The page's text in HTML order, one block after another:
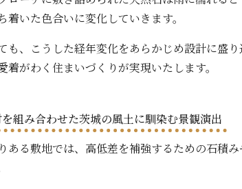
着いた色合いに変化していきます。
も、こうした経年変化をあらかじめ設計に盛
着がわく住まいづくりが実現いたします。
組み合わせた茨城の風土に馴染む景観演出
ある敷地では、高低差を補強するための石積